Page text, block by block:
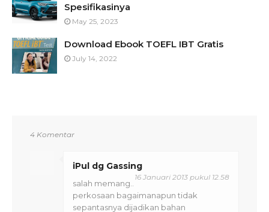
Spesifikasinya
May 25, 2023
Download Ebook TOEFL IBT Gratis
July 14, 2022
4 Komentar
iPul dg Gassing
16 Januari 2013 pukul 12.58
salah memang..
perkosaan bagaimanapun tidak
sepantasnya dijadikan bahan